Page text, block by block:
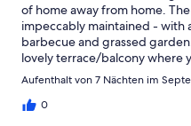
of home away from home.
impeccably maintained - with
barbecue and grassed
lovely terrace/balcony where
sunset and the mountains.
possibly need and Ria - as
- welcoming us and saying
Aufenthalt von 7 Nächten im
0